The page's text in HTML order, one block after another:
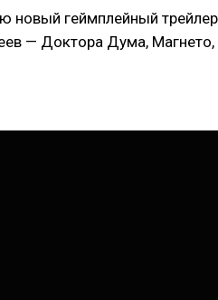
новый геймплейный
— Доктора Дума, Магнето,